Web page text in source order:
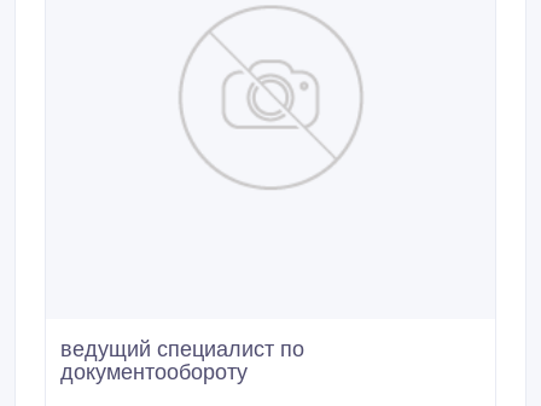
ведущий специалист по
документообороту